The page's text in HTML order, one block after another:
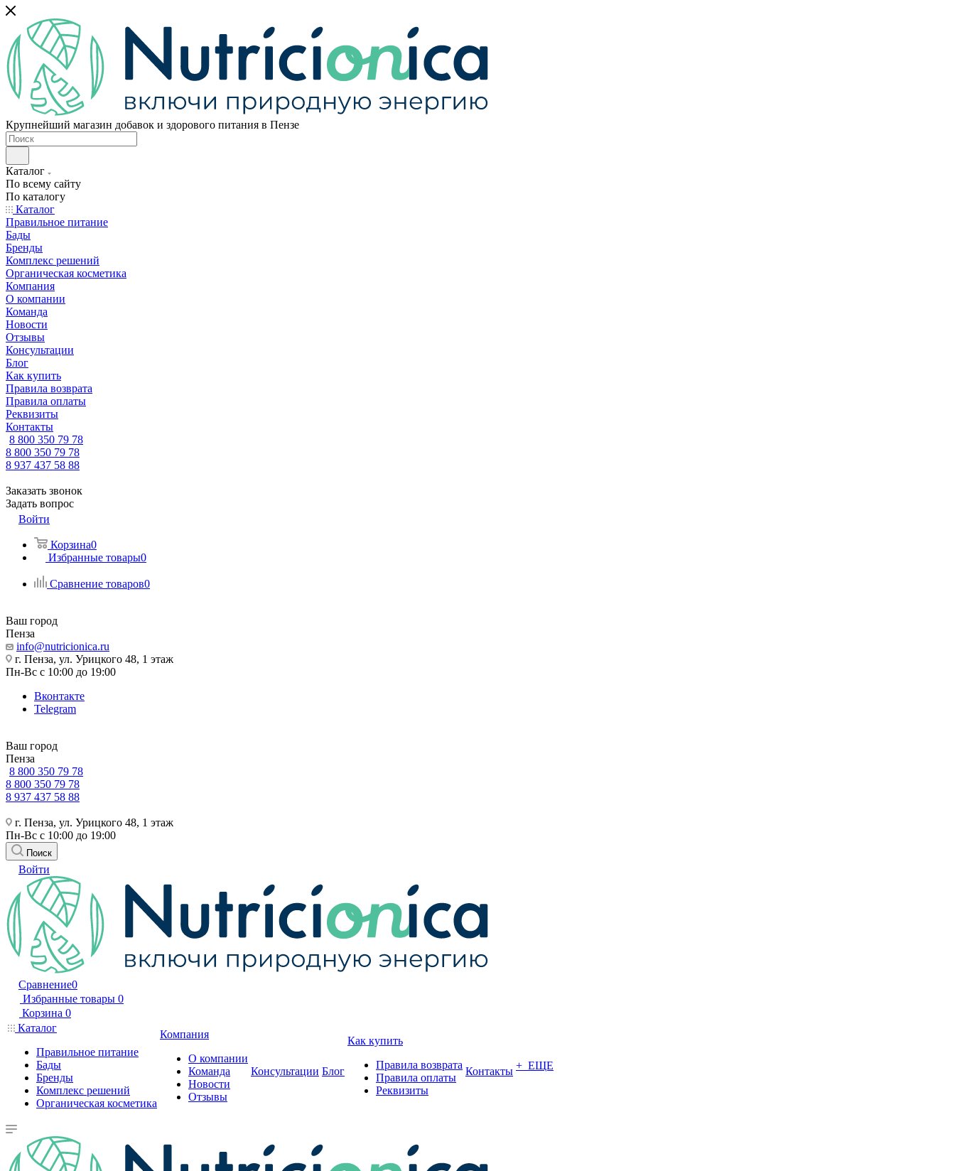
Крупнейший магазин добавок и здорового питания в Пензе
Каталог
По всему сайту
По каталогу
Каталог
Правильное питание
Бады
Бренды
Комплекс решений
Органическая косметика
Компания
О компании
Команда
Новости
Отзывы
Консультации
Блог
Как купить
Правила возврата
Правила оплаты
Реквизиты
Контакты
8 800 350 79 78
8 800 350 79 78
8 937 437 58 88
Заказать звонок
Задать вопрос
Войти
Корзина0
Избранные товары0
Сравнение товаров0
Ваш город
Пенза
info@nutricionica.ru
г. Пенза, ул. Урицкого 48, 1 этаж
Пн-Вс с 10:00 до 19:00
Вконтакте
Telegram
Ваш город
Пенза
8 800 350 79 78
8 800 350 79 78
8 937 437 58 88
г. Пенза, ул. Урицкого 48, 1 этаж
Пн-Вс с 10:00 до 19:00
Поиск
Войти
Сравнение0
Избранные товары 0
Корзина 0
Каталог
Правильное питание
Бады
Бренды
Комплекс решений
Органическая косметика
Компания
О компании
Команда
Новости
Отзывы
Консультации Блог
Как купить
Правила возврата
Правила оплаты
Реквизиты
Контакты + ЕЩЕ